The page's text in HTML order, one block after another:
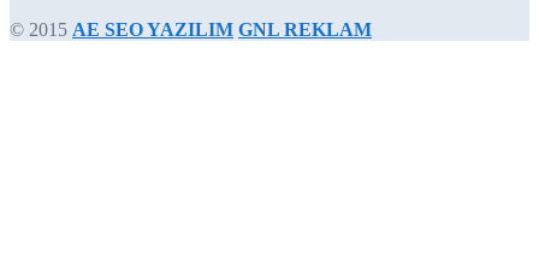
© 2015 AE SEO YAZILIM GNL REKLAM